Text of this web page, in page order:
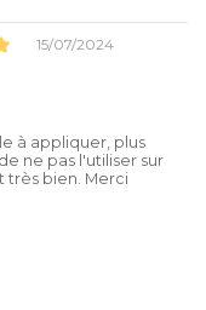
15/07/2024
à appliquer, plus
ne pas l'utiliser sur
très bien. Merci